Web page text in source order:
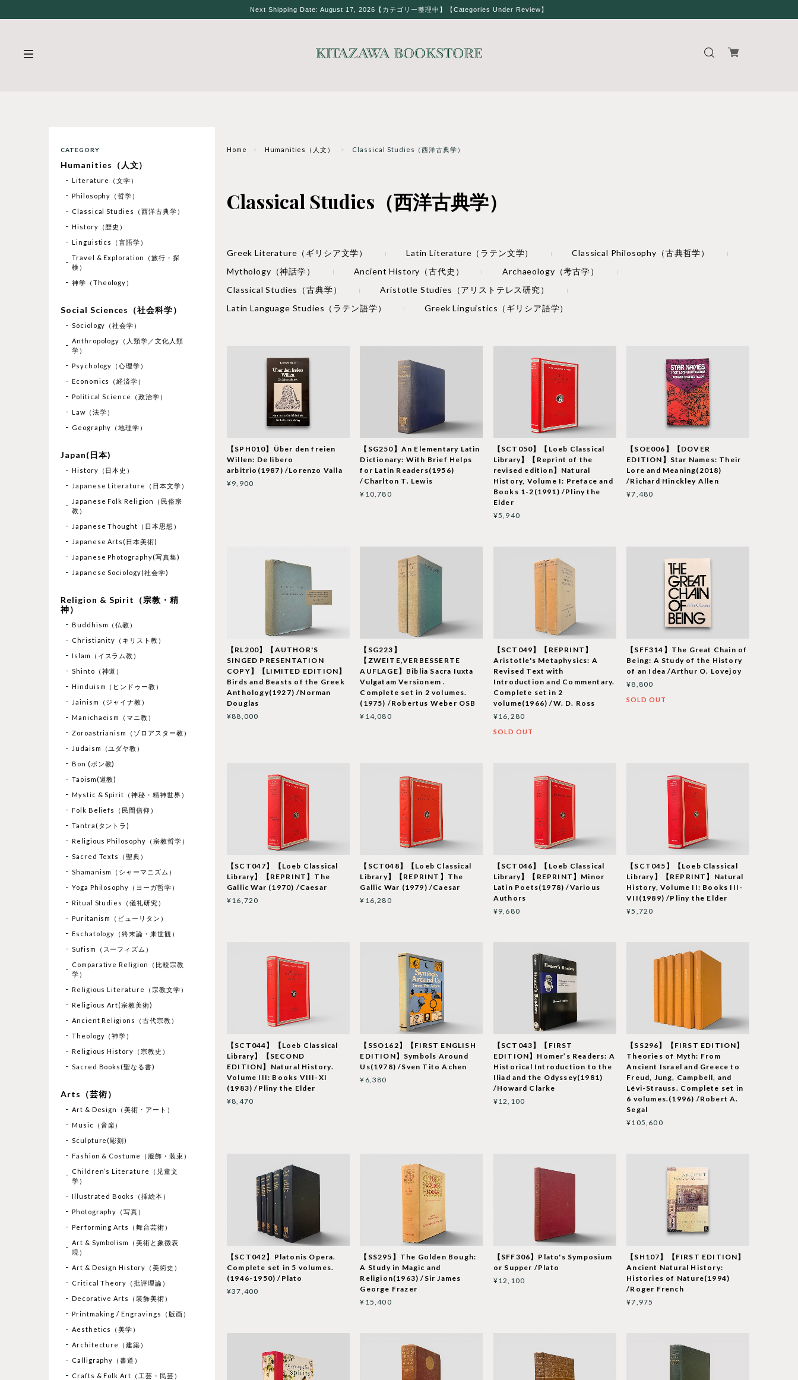
Next Shipping Date: August 17, 2026【カテゴリー整理中】【Categories Under Review】
Home Humanities（人文） Classical Studies（西洋古典学）
Classical Studies（西洋古典学）
Greek Literature（ギリシア文学） Latin Literature（ラテン文学）
Classical Philosophy（古典哲学）
Mythology（神話学）
Ancient History（古代史）
Archaeology（考古学）
Classical Studies（古典学）
Aristotle Studies（アリストテレス研究）
Latin Language Studies（ラテン語学）
Greek Linguistics（ギリシア語学）
【SPH010】Über den freien
Willen: De libero
arbitrio(1987) /Lorenzo Valla
¥9,900
【SG250】An Elementary Latin
Dictionary: With Brief Helps
for Latin Readers(1956)
/Charlton T. Lewis
¥10,780
【SCT050】【Loeb Classical
Library】【Reprint of the
revised edition】Natural
History, Volume I: Preface and
Books 1-2(1991) /Pliny the
Elder
¥5,940
【SOE006】【DOVER
EDITION】Star Names: Their
Lore and Meaning(2018)
/Richard Hinckley Allen
¥7,480
【RL200】【AUTHOR'S
SINGED PRESENTATION
COPY】【LIMITED EDITION】
Birds and Beasts of the Greek
Anthology(1927) /Norman
Douglas
¥88,000
【SG223】
【ZWEITE,VERBESSERTE
AUFLAGE】Biblia Sacra Iuxta
Vulgatam Versionem .
Complete set in 2 volumes.
(1975) /Robertus Weber OSB
¥14,080
【SCT049】【REPRINT】
Aristotle's Metaphysics: A
Revised Text with
Introduction and Commentary.
Complete set in 2
volume(1966) /W. D. Ross
¥16,280
SOLD OUT
【SFF314】The Great Chain of
Being: A Study of the History
of an Idea /Arthur O. Lovejoy
¥8,800
SOLD OUT
【SCT047】【Loeb Classical
Library】【REPRINT】The
Gallic War (1970) /Caesar
¥16,720
【SCT048】【Loeb Classical
Library】【REPRINT】The
Gallic War (1979) /Caesar
¥16,280
【SCT046】【Loeb Classical
Library】【REPRINT】Minor
Latin Poets(1978) /Various
Authors
¥9,680
【SCT045】【Loeb Classical
Library】【REPRINT】Natural
History, Volume II: Books III-
VII(1989) /Pliny the Elder
¥5,720
【SCT044】【Loeb Classical
Library】【SECOND
EDITION】Natural History.
Volume III: Books VIII-XI
(1983) /Pliny the Elder
¥8,470
【SSO162】【FIRST ENGLISH
EDITION】Symbols Around
Us(1978) /Sven Tito Achen
¥6,380
【SCT043】【FIRST
EDITION】Homer’s Readers: A
Historical Introduction to the
Iliad and the Odyssey(1981)
/Howard Clarke
¥12,100
【SS296】【FIRST EDITION】
Theories of Myth: From
Ancient Israel and Greece to
Freud, Jung, Campbell, and
Lévi-Strauss. Complete set in
6 volumes.(1996) /Robert A.
Segal
¥105,600
【SCT042】Platonis Opera.
Complete set in 5 volumes.
(1946-1950) /Plato
¥37,400
【SS295】The Golden Bough:
A Study in Magic and
Religion(1963) /Sir James
George Frazer
¥15,400
【SFF306】Plato's Symposium
or Supper /Plato
¥12,100
【SH107】【FIRST EDITION】
Ancient Natural History:
Histories of Nature(1994)
/Roger French
¥7,975
CATEGORY
Humanities（人文）
Literature（文学）
Philosophy（哲学）
Classical Studies（西洋古典学）
History（歴史）
Linguistics（言語学）
Travel & Exploration（旅行・探
検）
神学（Theology）
Social Sciences（社会科学）
Sociology（社会学）
Anthropology（人類学／文化人類
学）
Psychology（心理学）
Economics（経済学）
Political Science（政治学）
Law（法学）
Geography（地理学）
Japan(日本)
History（日本史）
Japanese Literature（日本文学）
Japanese Folk Religion（民俗宗
教）
Japanese Thought（日本思想）
Japanese Arts(日本美術)
Japanese Photography(写真集)
Japanese Sociology(社会学)
Religion & Spirit（宗教・精
神）
Buddhism（仏教）
Christianity（キリスト教）
Islam（イスラム教）
Shinto（神道）
Hinduism（ヒンドゥー教）
Jainism（ジャイナ教）
Manichaeism（マニ教）
Zoroastrianism（ゾロアスター教）
Judaism（ユダヤ教）
Bon (ボン教)
Taoism(道教)
Mystic & Spirit（神秘・精神世界）
Folk Beliefs（民間信仰）
Tantra(タントラ)
Religious Philosophy（宗教哲学）
Sacred Texts（聖典）
Shamanism（シャーマニズム）
Yoga Philosophy（ヨーガ哲学）
Ritual Studies（儀礼研究）
Puritanism（ピューリタン）
Eschatology（終末論・来世観）
Sufism（スーフィズム）
Comparative Religion（比較宗教
学）
Religious Literature（宗教文学）
Religious Art(宗教美術)
Ancient Religions（古代宗教）
Theology（神学）
Religious History（宗教史）
Sacred Books(聖なる書)
Arts（芸術）
Art & Design（美術・アート）
Music（音楽）
Sculpture(彫刻)
Fashion & Costume（服飾・装束）
Children’s Literature（児童文
学）
Illustrated Books（挿絵本）
Photography（写真）
Performing Arts（舞台芸術）
Art & Symbolism（美術と象徴表
現）
Art & Design History（美術史）
Critical Theory（批評理論）
Decorative Arts（装飾美術）
Printmaking / Engravings（版画）
Aesthetics（美学）
Architecture（建築）
Calligraphy（書道）
Crafts & Folk Art（工芸・民芸）